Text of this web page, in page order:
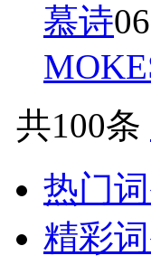
慕诗
共100条
热门
精彩